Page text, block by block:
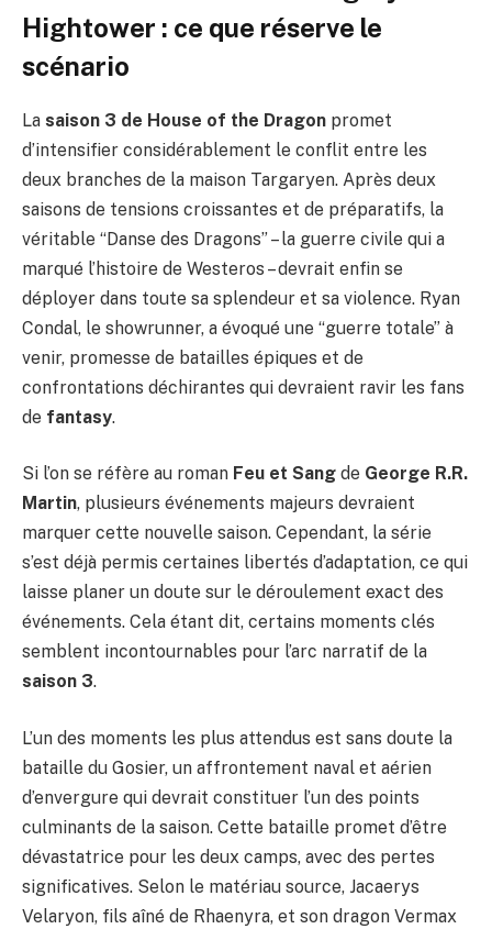
Hightower : ce que réserve le
scénario
La saison 3 de House of the Dragon promet
d’intensifier considérablement le conflit entre les
deux branches de la maison Targaryen. Après deux
saisons de tensions croissantes et de préparatifs, la
véritable “Danse des Dragons” – la guerre civile qui a
marqué l’histoire de Westeros – devrait enfin se
déployer dans toute sa splendeur et sa violence. Ryan
Condal, le showrunner, a évoqué une “guerre totale” à
venir, promesse de batailles épiques et de
confrontations déchirantes qui devraient ravir les fans
de fantasy.
Si l’on se réfère au roman Feu et Sang de George R.R.
Martin, plusieurs événements majeurs devraient
marquer cette nouvelle saison. Cependant, la série
s’est déjà permis certaines libertés d’adaptation, ce qui
laisse planer un doute sur le déroulement exact des
événements. Cela étant dit, certains moments clés
semblent incontournables pour l’arc narratif de la
saison 3.
L’un des moments les plus attendus est sans doute la
bataille du Gosier, un affrontement naval et aérien
d’envergure qui devrait constituer l’un des points
culminants de la saison. Cette bataille promet d’être
dévastatrice pour les deux camps, avec des pertes
significatives. Selon le matériau source, Jacaerys
Velaryon, fils aîné de Rhaenyra, et son dragon Vermax